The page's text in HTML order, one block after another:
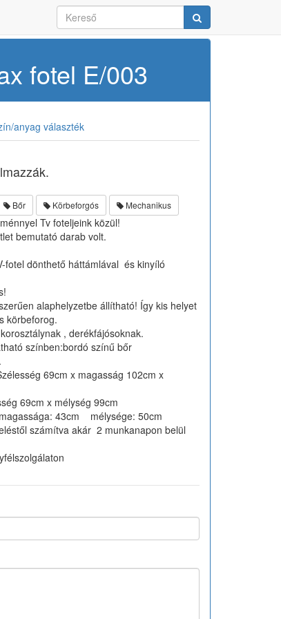
fotel E/003
anyag választék
Bőr Körbeforgós Mechanikus
Tv foteljeink közül!
bemutató darab volt.
fotel dönthető háttámlával és kinyíló
alaphelyzetbe állítható! Így kis helyet
körbeforog.
, derékfájósoknak.
színben:bordó színű bőr
69cm x magasság 102cm x
69cm x mélység 99cm
43cm mélysége: 50cm
számítva akár 2 munkanapon belül